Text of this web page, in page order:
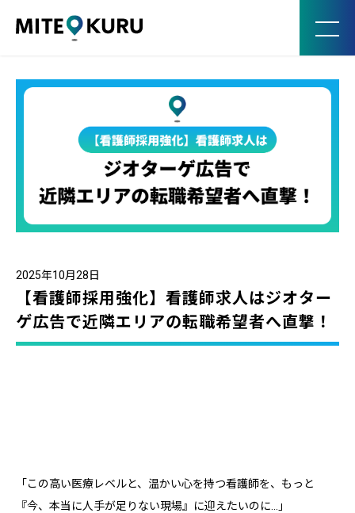
2025年10月28日
【看護師採用強化】看護師求人はジオター
ゲ広告で近隣エリアの転職希望者へ直撃！
「この高い医療レベルと、温かい心を持つ看護師を、もっと
『今、本当に人手が足りない現場』に迎えたいのに…」